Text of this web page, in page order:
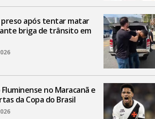
após tentar matar
briga de trânsito em
no Maracanã e
da Copa do Brasil